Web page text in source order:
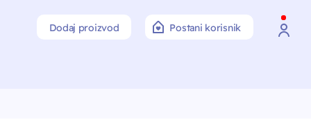
Dodaj proizvod Postani korisnik